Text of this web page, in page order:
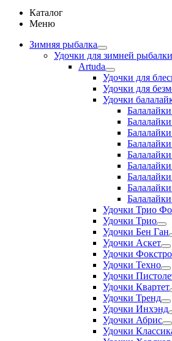
Каталог
Меню
Зимняя рыбалка
Удочки для зимней рыбалки
Artuda
Удочки для
Удочки для
Удочки
Удочки Трио
Удочки Трио
Удочки Бен Ган
Удочки Аскет
Удочки
Удочки Техно
Удочки
Удочки Квартет
Удочки Тренд
Удочки Инхэнд
Удочки Абрис
Удочки